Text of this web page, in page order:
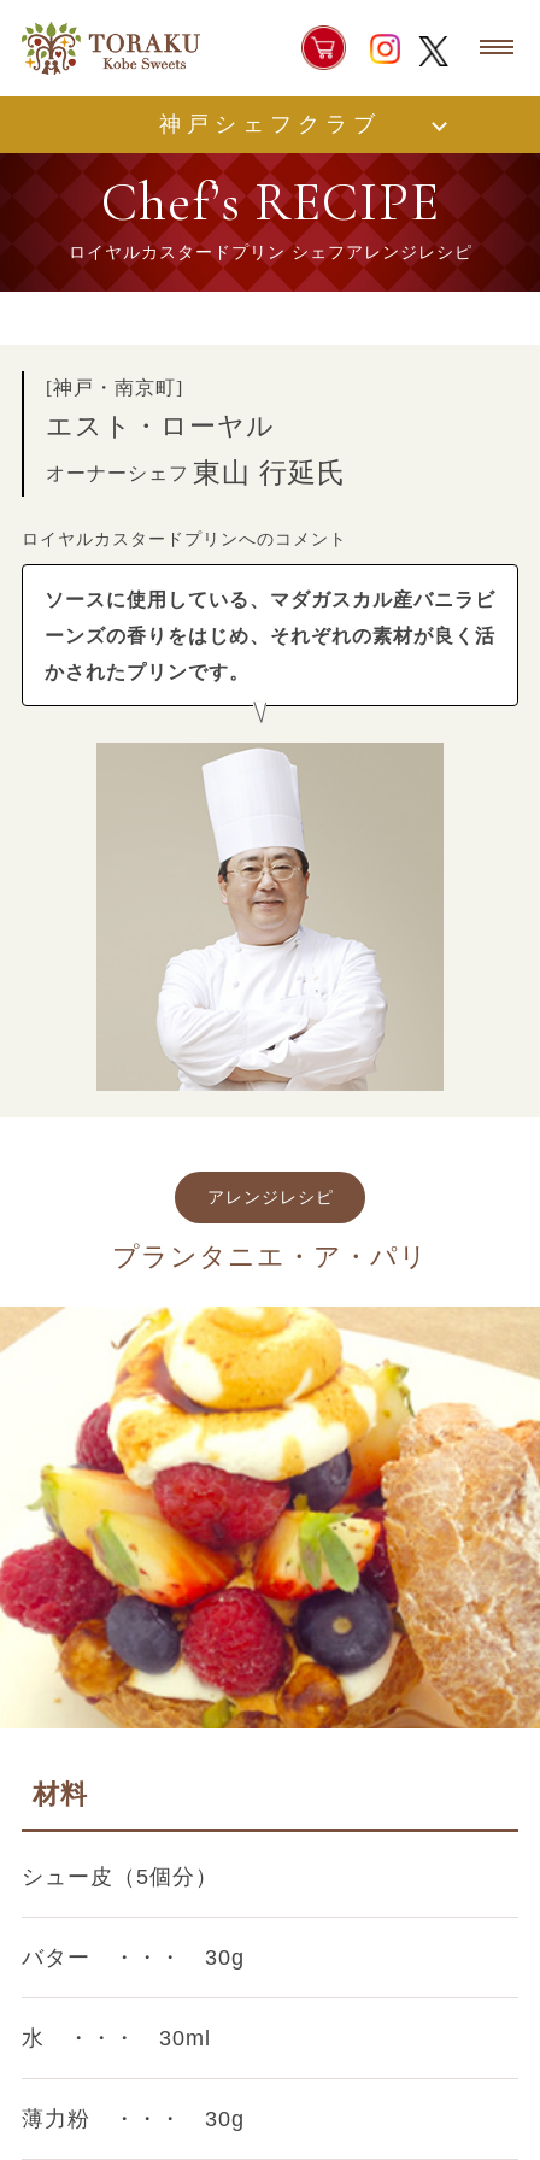
神戸シェフクラブ
Chef’s RECIPE
ロイヤルカスタードプリン シェフアレンジレシピ
[神戸・南京町]
エスト・ローヤル
オーナーシェフ 東山 行延氏
ロイヤルカスタードプリンへのコメント
ソースに使用している、マダガスカル産バニラビ
ーンズの香りをはじめ、それぞれの素材が良く活
かされたプリンです。
アレンジレシピ
プランタニエ・ア・パリ
材料
シュー皮（5個分）
バター ・・・ 30g
水 ・・・ 30ml
薄力粉 ・・・ 30g